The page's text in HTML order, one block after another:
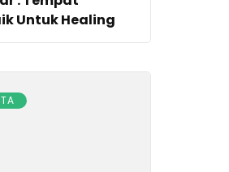
Untuk Healing